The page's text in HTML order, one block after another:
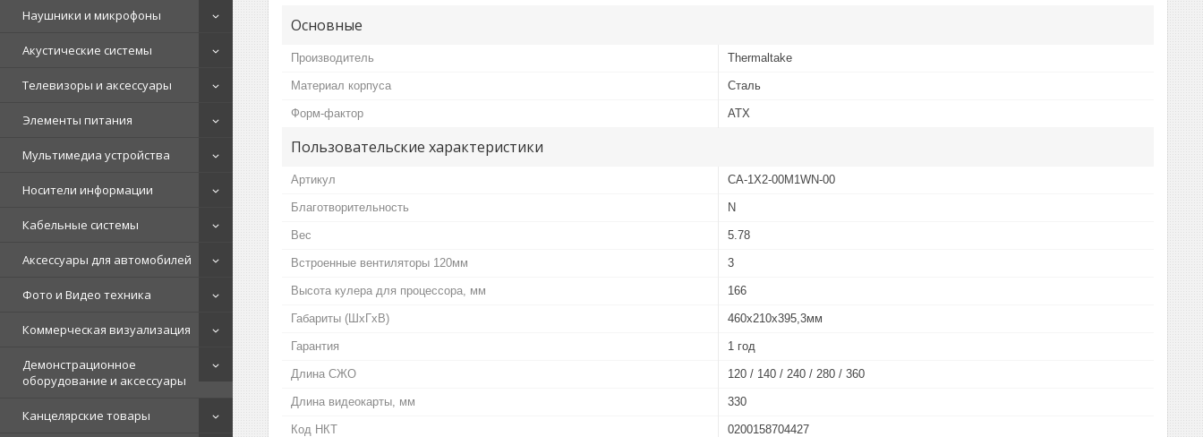
Наушники и микрофоны
Акустические системы
Телевизоры и аксессуары
Элементы питания
Мультимедиа устройства
Носители информации
Кабельные системы
Аксессуары для автомобилей
Фото и Видео техника
Коммерческая визуализация
Демонстрационное
оборудование и аксессуары
Канцелярские товары
Основные
Производитель Thermaltake
Материал корпуса Сталь
Форм-фактор ATX
Пользовательские характеристики
Артикул CA-1X2-00M1WN-00
Благотворительность N
Вес 5.78
Встроенные вентиляторы 120мм 3
Высота кулера для процессора, мм 166
Габариты (ШхГхВ) 460х210х395,3мм
Гарантия 1 год
Длина СЖО 120 / 140 / 240 / 280 / 360
Длина видеокарты, мм 330
Код НКТ 0200158704427